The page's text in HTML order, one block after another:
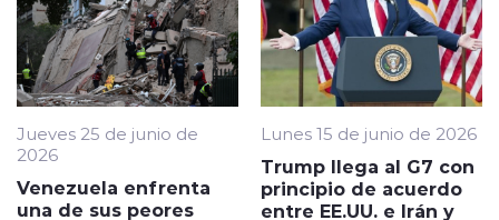
Jueves 25 de junio de
2026
Venezuela enfrenta
una de sus peores
Lunes 15 de junio de 2026
Trump llega al G7 con
principio de acuerdo
entre EE.UU. e Irán y